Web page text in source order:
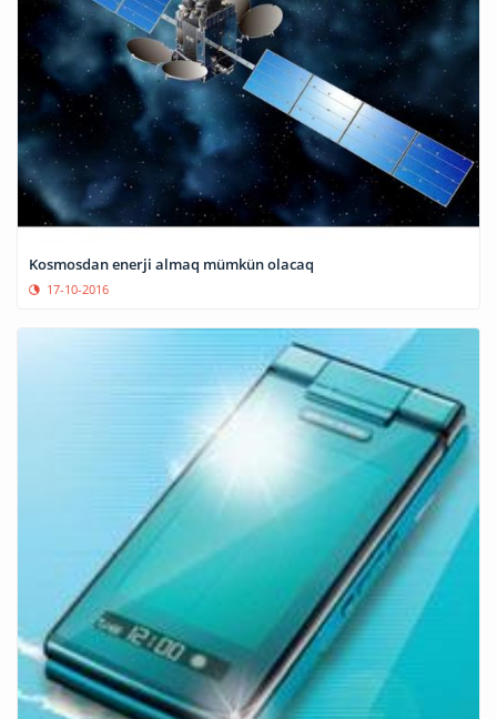
Kosmosdan enerji almaq mümkün olacaq
17-10-2016